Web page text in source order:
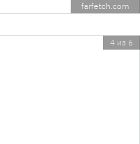
farfetch.com
4 из 6